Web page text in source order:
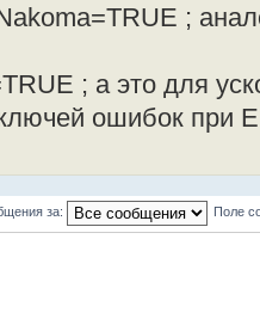
;
; а это для
ошибок при
за: Поле